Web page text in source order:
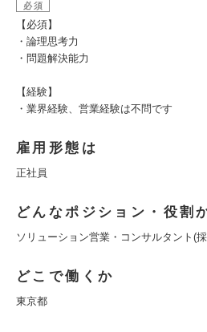
必須
【必須】
・論理思考力
・問題解決能力
【経験】
・業界経験、営業経験は不問です
雇用形態は
正社員
どんなポジション・役割
ソリューション営業・コンサルタント(
どこで働くか
東京都